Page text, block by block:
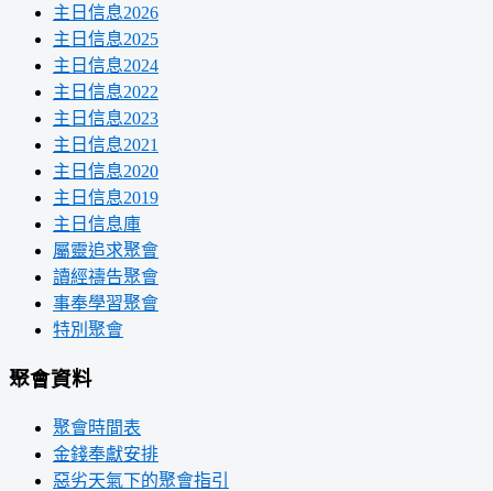
主日信息2026
主日信息2025
主日信息2024
主日信息2022
主日信息2023
主日信息2021
主日信息2020
主日信息2019
主日信息庫
屬靈追求聚會
讀經禱告聚會
事奉學習聚會
特別聚會
聚會資料
聚會時間表
金錢奉獻安排
惡劣天氣下的聚會指引